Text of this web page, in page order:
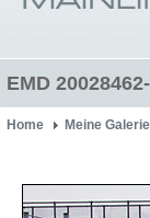
EMD
Home Meine Galerie